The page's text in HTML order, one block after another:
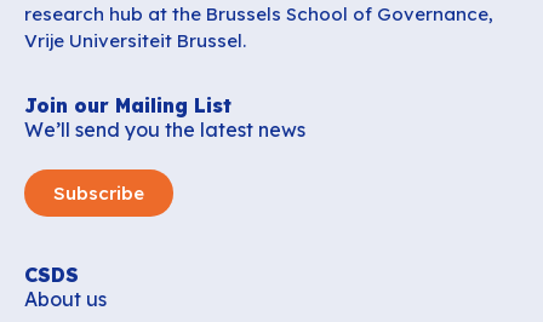
research hub at the Brussels School of Governance,
Vrije Universiteit Brussel.
Join our Mailing List
We’ll send you the latest news
Subscribe
CSDS
About us